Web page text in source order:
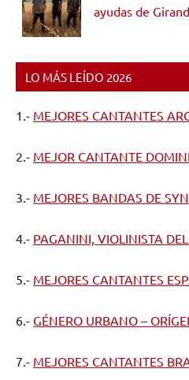
ayudas de
LO MÁS LEÍDO 2026
1.- MEJORES CANTANTES
2.- MEJOR CANTANTE
3.- MEJORES BANDAS DE
4.- PAGANINI, VIOLINISTA
5.- MEJORES CANTANTES
6.- GÉNERO URBANO –
7.- MEJORES CANTANTES